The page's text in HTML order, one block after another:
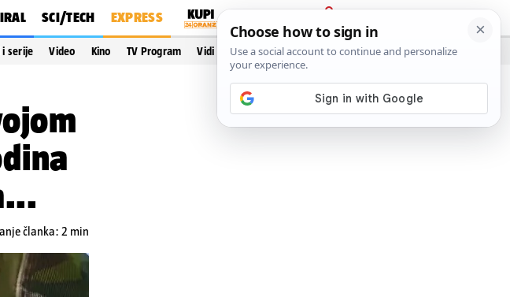
SCI/TECH EXPRESS
PRIJAVA
i serije Video Kino TV Program Vidi još…
članka: 2 min